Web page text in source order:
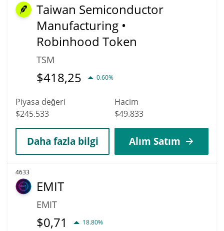
Taiwan Semiconductor
Manufacturing •
Robinhood Token
TSM
$418,25 0.60%
Piyasa değeri
$245.533
Hacim
$49.833
Daha fazla bilgi Alım Satım
4633
EMIT
EMIT
$0,71 18.80%